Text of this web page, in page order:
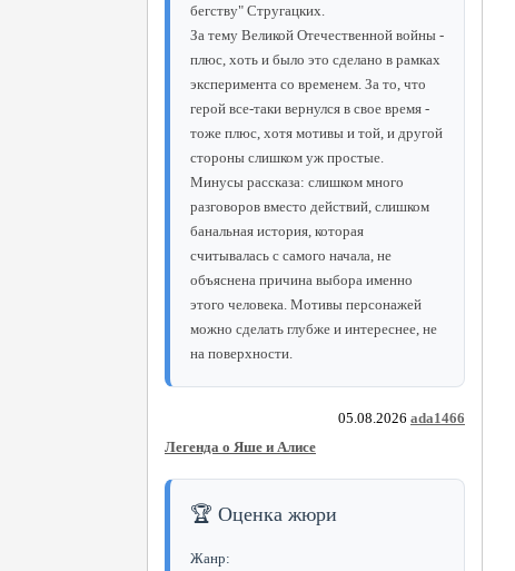
бегству" Стругацких.
За тему Великой Отечественной войны -
плюс, хоть и было это сделано в рамках
эксперимента со временем. За то, что
герой все-таки вернулся в свое время -
тоже плюс, хотя мотивы и той, и другой
стороны слишком уж простые.
Минусы рассказа: слишком много
разговоров вместо действий, слишком
банальная история, которая
считывалась с самого начала, не
объяснена причина выбора именно
этого человека. Мотивы персонажей
можно сделать глубже и интереснее, не
на поверхности.
05.08.2026 ada1466
Легенда о Яше и Алисе
🏆 Оценка жюри
Жанр: